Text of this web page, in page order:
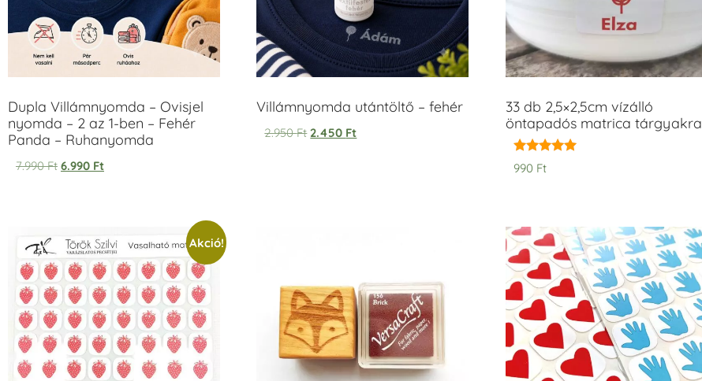
Dupla Villámnyomda – Ovisjel
nyomda – 2 az 1-ben – Fehér
Panda – Ruhanyomda
7.990Ft 6.990 Ft
Villámnyomda utántöltő – fehér
2.950Ft 2.450 Ft
33 db 2,5×2,5cm vízálló
öntapadós matrica tárgyakra
Értékelés:
5.00
990 Ft
Akció!